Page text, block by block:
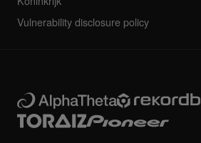
Vulnerability disclosure policy